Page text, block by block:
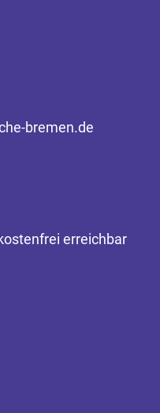
bremen.de
erreichbar